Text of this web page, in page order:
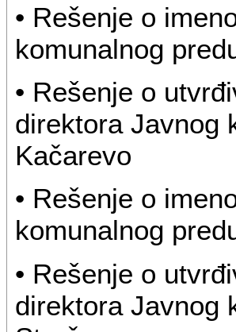
• Rešenje o
komunalnog
• Rešenje o
direktora Javnog
Kačarevo
• Rešenje o
komunalnog
• Rešenje o
direktora Javnog